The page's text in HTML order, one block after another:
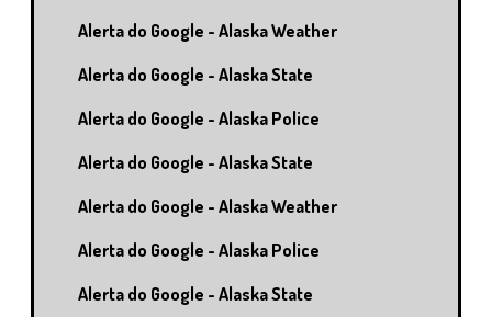
Alerta do Google - Alaska Weather
Alerta do Google - Alaska State
Alerta do Google - Alaska Police
Alerta do Google - Alaska State
Alerta do Google - Alaska Weather
Alerta do Google - Alaska Police
Alerta do Google - Alaska State